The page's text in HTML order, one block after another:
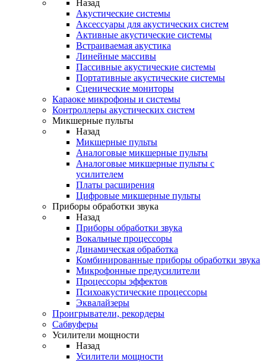
Назад
Акустические системы
Аксессуары для акустических систем
Активные акустические системы
Встраиваемая акустика
Линейные массивы
Пассивные акустические системы
Портативные акустические системы
Сценические мониторы
Караоке микрофоны и системы
Контроллеры акустических систем
Микшерные пульты
Назад
Микшерные пульты
Аналоговые микшерные пульты
Аналоговые микшерные пульты с
усилителем
Платы расширения
Цифровые микшерные пульты
Приборы обработки звука
Назад
Приборы обработки звука
Вокальные процессоры
Динамическая обработка
Комбинированные приборы обработки звука
Микрофонные предусилители
Процессоры эффектов
Психоакустические процессоры
Эквалайзеры
Проигрыватели, рекордеры
Сабвуферы
Усилители мощности
Назад
Усилители мощности